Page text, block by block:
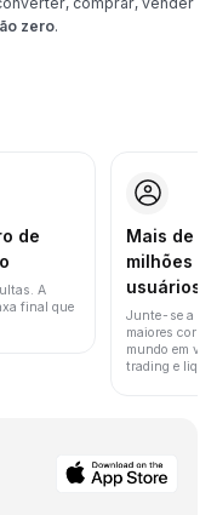
zero.
de
A
final que
Mais de
milhões
usuários
Junte-se a
maiores
mundo em
trading e